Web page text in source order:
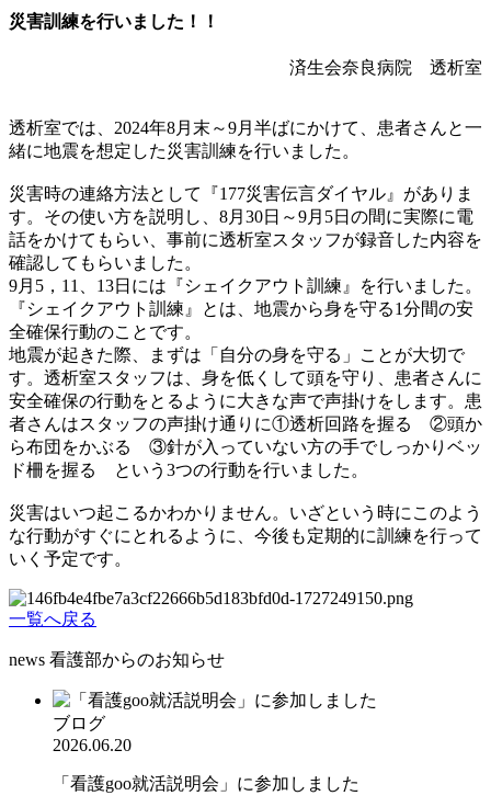
災害訓練を行いました！！
済生会奈良病院 透析室
透析室では、2024年8月末～9月半ばにかけて、患者さんと一
緒に地震を想定した災害訓練を行いました。
災害時の連絡方法として『177災害伝言ダイヤル』がありま
す。その使い方を説明し、8月30日～9月5日の間に実際に電
話をかけてもらい、事前に透析室スタッフが録音した内容を
確認してもらいました。
9月5，11、13日には『シェイクアウト訓練』を行いました。
『シェイクアウト訓練』とは、地震から身を守る1分間の安
全確保行動のことです。
地震が起きた際、まずは「自分の身を守る」ことが大切で
す。透析室スタッフは、身を低くして頭を守り、患者さんに
安全確保の行動をとるように大きな声で声掛けをします。患
者さんはスタッフの声掛け通りに①透析回路を握る ②頭か
ら布団をかぶる ③針が入っていない方の手でしっかりベッ
ド柵を握る という3つの行動を行いました。
災害はいつ起こるかわかりません。いざという時にこのよう
な行動がすぐにとれるように、今後も定期的に訓練を行って
いく予定です。
一覧へ戻る
news 看護部からのお知らせ
ブログ
2026.06.20
「看護goo就活説明会」に参加しました